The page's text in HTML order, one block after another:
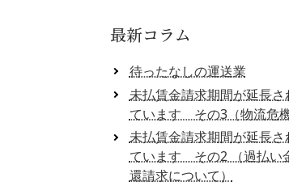
最新コラム
待ったなしの運送業
未払賃金請求期間が延長さ
ています その3（物流危機
未払賃金請求期間が延長さ
ています その2 （過払い
還請求について）